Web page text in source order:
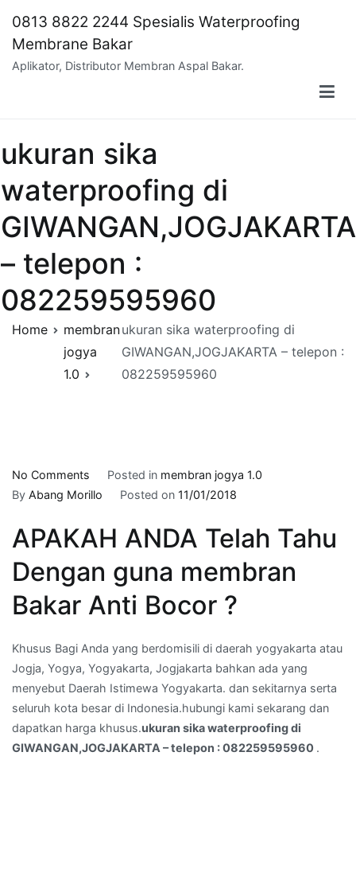
content
0813 8822 2244 Spesialis Waterproofing
Membrane Bakar
Aplikator, Distributor Membran Aspal Bakar.
ukuran sika
waterproofing di
GIWANGAN,JOGJAKARTA
– telepon :
082259595960
Home
membran
jogya
1.0
ukuran sika waterproofing di
GIWANGAN,JOGJAKARTA – telepon :
082259595960
No Comments
ukuran
waterproofing
GIWANGAN,JOGJAKARTA
telepon
082259595960
Posted in membran jogya 1.0
By Abang Morillo Posted on 11/01/2018
APAKAH ANDA Telah Tahu
Dengan guna membran
Bakar Anti Bocor ?
Khusus Bagi Anda yang berdomisili di daerah yogyakarta atau
Jogja, Yogya, Yogyakarta, Jogjakarta bahkan ada yang
menyebut Daerah Istimewa Yogyakarta. dan sekitarnya serta
seluruh kota besar di Indonesia.hubungi kami sekarang dan
dapatkan harga khusus.ukuran sika waterproofing di
GIWANGAN,JOGJAKARTA – telepon : 082259595960 .